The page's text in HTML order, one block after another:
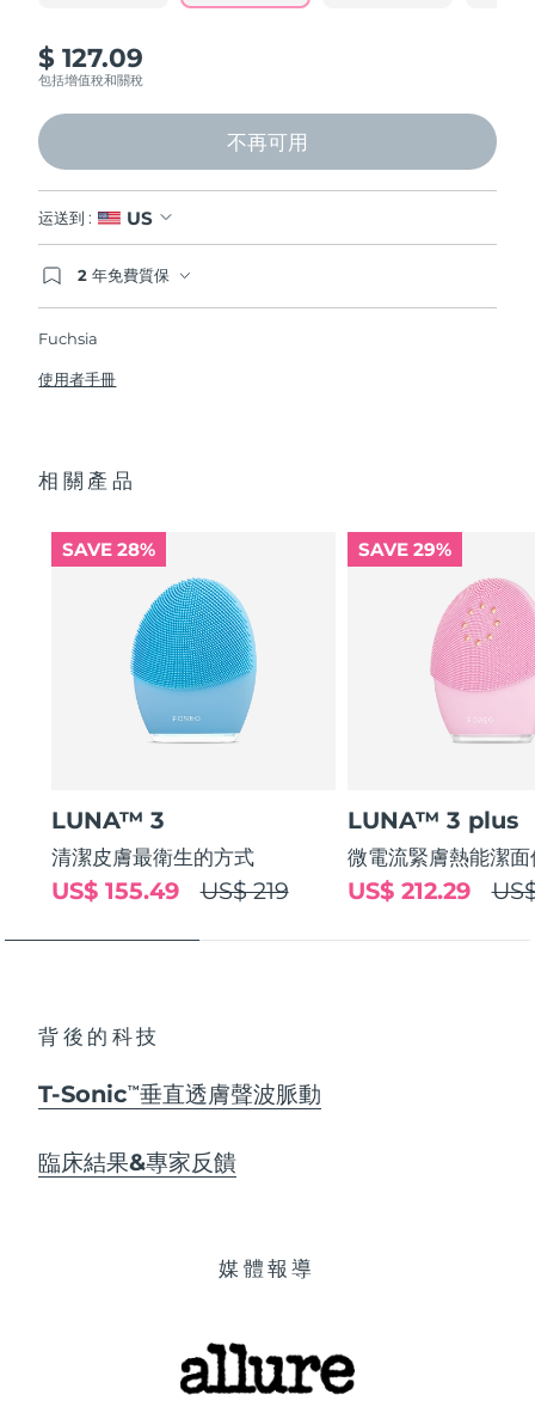
$ 127.09
包括增值稅和關稅
不再可用
运送到 : US
2 年免費質保
Fuchsia
使用者手冊
相關產品
SAVE 28%
LUNA™ 3
清潔皮膚最衛生的方式
US$ 219
US$ 155.49
SAVE 29%
LUNA™ 3 plus
微電流緊膚熱能潔面
US$ 212.29
背後的科技
T-SonicTM 垂直透膚聲波脈動
臨床結果&專家反饋
媒體報導